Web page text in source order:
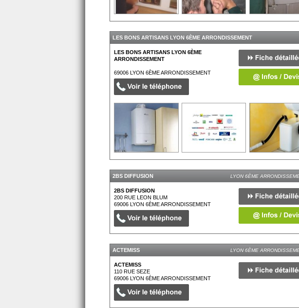
LES BONS ARTISANS LYON 6ÈME ARRONDISSEMENT
LYON 6ÈME
LES BONS ARTISANS LYON 6ÈME
ARRONDISSEMENT
69006LYON 6ÈME ARRONDISSEMENT
2BS DIFFUSION LYON 6ÈME
2BS DIFFUSION
200 RUE LEON BLUM
69006LYON 6ÈME ARRONDISSEMENT
ACTEMISS LYON 6ÈME
ACTEMISS
110 RUE SEZE
69006LYON 6ÈME ARRONDISSEMENT